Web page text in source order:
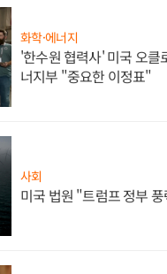
화학·에너지
'한수원 협력사' 미국 오클
너지부 "중요한 이정표"
사회
미국 법원 "트럼프 정부